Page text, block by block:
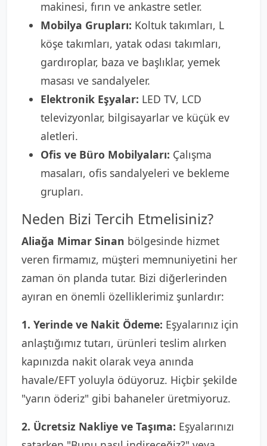
makinesi, fırın ve ankastre setler.
Mobilya Grupları: Koltuk takımları, L
köşe takımları, yatak odası takımları,
gardıroplar, baza ve başlıklar, yemek
masası ve sandalyeler.
Elektronik Eşyalar: LED TV, LCD
televizyonlar, bilgisayarlar ve küçük ev
aletleri.
Ofis ve Büro Mobilyaları: Çalışma
masaları, ofis sandalyeleri ve bekleme
grupları.
Neden Bizi Tercih Etmelisiniz?
Aliağa Mimar Sinan bölgesinde hizmet
veren firmamız, müşteri memnuniyetini her
zaman ön planda tutar. Bizi diğerlerinden
ayıran en önemli özelliklerimiz şunlardır:
1. Yerinde ve Nakit Ödeme: Eşyalarınız için
anlaştığımız tutarı, ürünleri teslim alırken
kapınızda nakit olarak veya anında
havale/EFT yoluyla ödüyoruz. Hiçbir şekilde
"yarın öderiz" gibi bahaneler üretmiyoruz.
2. Ücretsiz Nakliye ve Taşıma: Eşyalarınızı